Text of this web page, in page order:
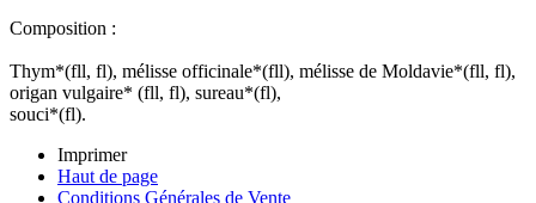
Composition :
Thym*(fll, fl), mélisse officinale*(fll), mélisse de Moldavie*(fll, fl),
origan vulgaire* (fll, fl), sureau*(fl),
souci*(fl).
Imprimer
Haut de page
Conditions Générales de Vente